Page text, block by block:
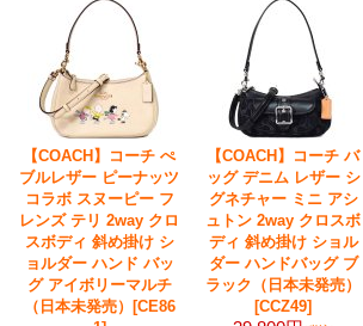
【COACH】コーチ ぺ
ブルレザー ピーナッツ
コラボ スヌーピー フ
レンズ テリ 2way クロ
スボディ 斜め掛け シ
ョルダー ハンド バッ
グ アイボリーマルチ
（日本未発売）
[CE86
【COACH】コーチ バ
ッグ デニム レザー シ
グネチャー ミニ アシ
ュトン 2way クロスボ
ディ 斜め掛け ショル
ダー ハンドバッグ ブ
ラック（日本未発売）
[CCZ49]